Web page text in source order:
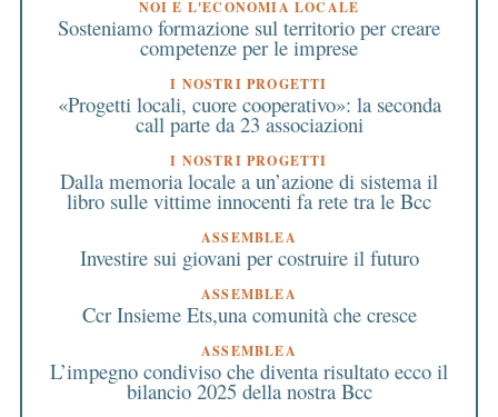
NOI E L'ECONOMIA LOCALE
Sosteniamo formazione sul territorio per creare
competenze per le imprese
I NOSTRI PROGETTI
«Progetti locali, cuore cooperativo»: la seconda
call parte da 23 associazioni
I NOSTRI PROGETTI
Dalla memoria locale a un’azione di sistema il
libro sulle vittime innocenti fa rete tra le Bcc
ASSEMBLEA
Investire sui giovani per costruire il futuro
ASSEMBLEA
Ccr Insieme Ets,una comunità che cresce
ASSEMBLEA
L’impegno condiviso che diventa risultato ecco il
bilancio 2025 della nostra Bcc